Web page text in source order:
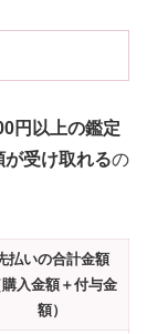
円以上の鑑定
受け取れるの
払いの合計金額
購入金額＋付与金
額）